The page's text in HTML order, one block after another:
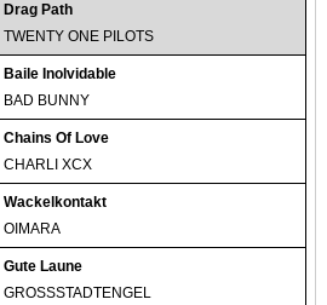
Drag Path
TWENTY ONE PILOTS
Baile Inolvidable
BAD BUNNY
Chains Of Love
CHARLI XCX
Wackelkontakt
OIMARA
Gute Laune
GROSSSTADTENGEL